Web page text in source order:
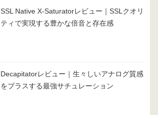
SSL Native X-Saturatorレビュー｜SSLクオリ
ティで実現する豊かな倍音と存在感
Decapitatorレビュー｜生々しいアナログ質感
をプラスする最強サチュレーション